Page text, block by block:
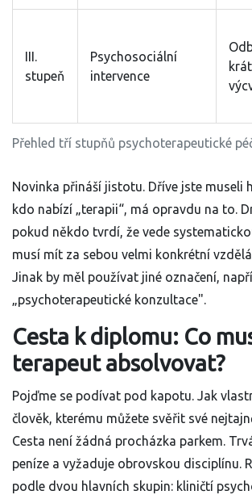
Přehled tří stupňů psychoterapeutické
III.
stupeň
Psychosociální
intervence
Novinka přináší jistotu. Dříve jste museli
kdo nabízí „terapii“, má opravdu na to.
pokud někdo tvrdí, že vede
musí mít za sebou velmi konkrétní
Jinak by měl používat jiné označení,
„psychoterapeutické konzultace".
Cesta k diplomu: Co
terapeut absolvovat?
Pojďme se podívat pod kapotu. Jak
člověk, kterému můžete svěřit své
Cesta není žádná procházka parkem.
peníze a vyžaduje obrovskou disciplínu.
podle dvou hlavních skupin: kliničtí